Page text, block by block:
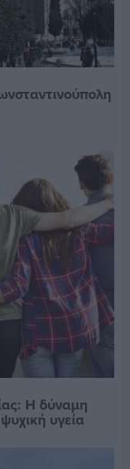
Η δύναμη
υγεία